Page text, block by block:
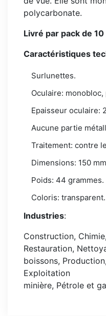
polycarbonate.
Livré par pack de 10
Caractéristiques
Surlunettes.
Oculaire:
Epaisseur oculaire:
Aucune partie
Traitement: contre
Dimensions: 150
Poids: 44 grammes.
Coloris: transparent.
Industries:
Construction,
Restauration,
boissons,
Exploitation
minière, Pétrole et